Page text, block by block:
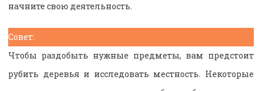
начните свою деятельность.
Совет:
Чтобы раздобыть нужные предметы, вам предстоит
рубить деревья и исследовать местность. Некоторые